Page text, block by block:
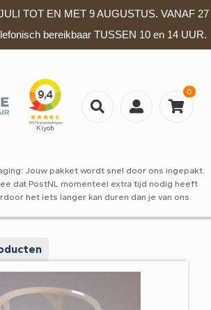
TOT EN MET 9 AUGUSTUS. VANAF 27
bereikbaar TUSSEN 10 en 14 UUR.
0
Jouw pakket wordt snel door ons ingepakt.
dat PostNL momenteel extra tijd nodig heeft
het iets langer kan duren dan je van ons